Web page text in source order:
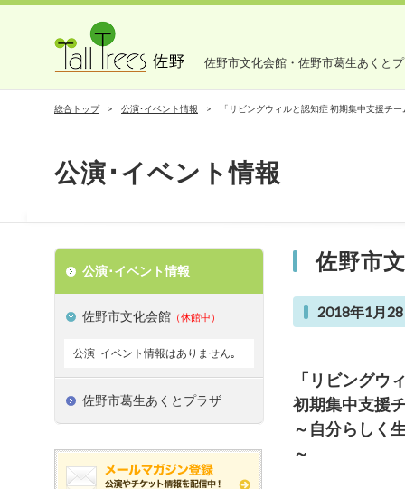
佐野市文化会館・佐野市葛生あくと
総合トップ 公演･イベント情報 「リビングウィルと認知症 初期集中支援チ
公演･イベント情報
佐野市
2018年1月
「リビングウ
初期集中支援
～自分らしく
～
公演･イベント情報
佐野市文化会館 （休館中）
公演･イベント情報はありません｡
佐野市葛生あくとプラザ